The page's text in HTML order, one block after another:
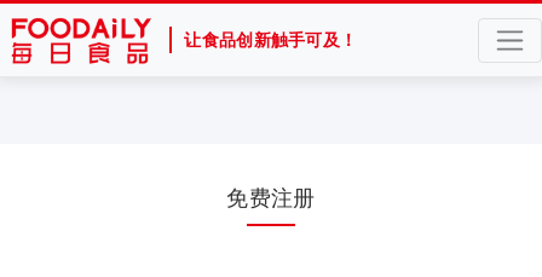
让食品创新触手可及！
免费注册